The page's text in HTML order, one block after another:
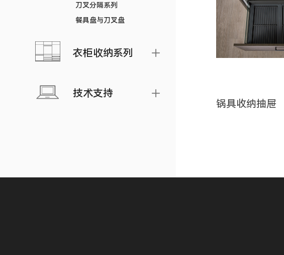
刀叉分隔系列
餐具盘与刀叉盘
衣柜收纳系列
技术支持
锅具收纳抽屉